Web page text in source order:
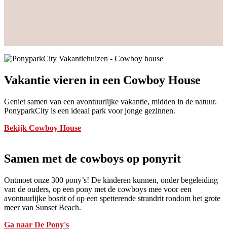
Vakantie vieren in een Cowboy House
Geniet samen van een avontuurlijke vakantie, midden in de natuur.
PonyparkCity is een ideaal park voor jonge gezinnen.
Bekijk Cowboy House
Samen met de cowboys op ponyrit
Ontmoet onze 300 pony’s! De kinderen kunnen, onder begeleiding
van de ouders, op een pony met de cowboys mee voor een
avontuurlijke bosrit of op een spetterende strandrit rondom het grote
meer van Sunset Beach.
Ga naar De Pony's